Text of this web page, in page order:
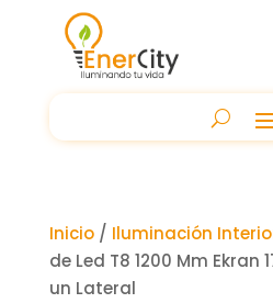
Inicio/ Iluminación
de Led T8 1200 Mm Ekran
un Lateral